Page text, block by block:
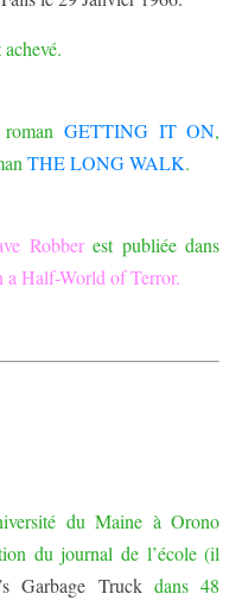
GETTING IT ON,
THE LONG WALK.
Robberest publiée dans
a Half-World of Terror.
du Maine à Orono
du journal de l’école (il
Garbage Truckdans 48